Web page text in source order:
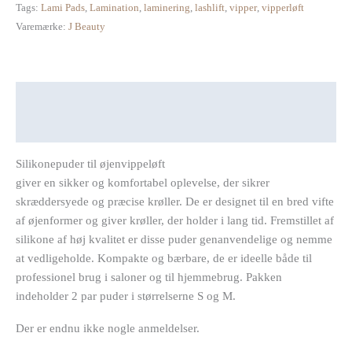
Tags: Lami Pads Lamination laminering lashlift vipper, vipperløft
Varemærke: J Beauty
Silikonepuder til øjenvippeløft
giver en sikker og komfortabel oplevelse, der sikrer
skræddersyede og præcise krøller. De er designet til en bred vifte
af øjenformer og giver krøller, der holder i lang tid. Fremstillet af
silikone af høj kvalitet er disse puder genanvendelige og nemme
at vedligeholde. Kompakte og bærbare, de er ideelle både til
professionel brug i saloner og til hjemmebrug. Pakken
indeholder 2 par puder i størrelserne S og M.
Der er endnu ikke nogle anmeldelser.